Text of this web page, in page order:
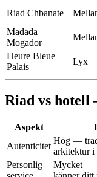
Riad Chbanate
Madada
Mogador
Heure Bleue
Palais
Lyx
Riad vs
Aspekt
Autenticitet
Hög —
arkitektur i
Personlig
Mycket —